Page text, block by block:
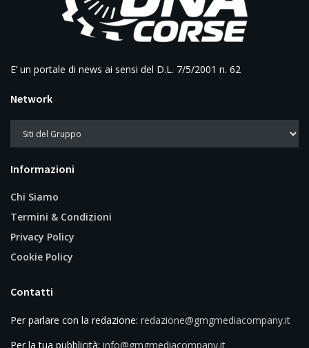
E’ un portale di news ai sensi del D.L. 7/5/2001 n. 62
Network
Informazioni
Chi Siamo
Termini & Condizioni
Privacy Policy
Cookie Policy
Contatti
Per parlare con la redazione: redazione@gmgmediacompany.it
Per la tua pubblicità: info@gmgmediacompany.it